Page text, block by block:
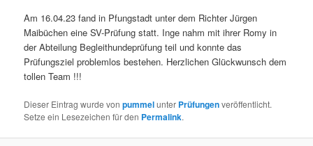
Am 16.04.23 fand in Pfungstadt unter dem Richter Jürgen
Maibüchen eine SV-Prüfung statt. Inge nahm mit ihrer Romy in
der Abteilung Begleithundeprüfung teil und konnte das
Prüfungsziel problemlos bestehen. Herzlichen Glückwunsch dem
tollen Team !!!
Dieser Eintrag wurde vonpummelunter Prüfungenveröffentlicht.
Setze ein Lesezeichen für den Permalink.